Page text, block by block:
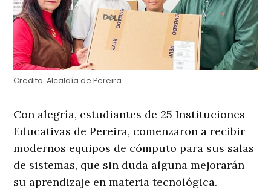
Credito: Alcaldía de Pereira
Con alegría, estudiantes de 25 Instituciones
Educativas de Pereira, comenzaron a recibir
modernos equipos de cómputo para sus salas
de sistemas, que sin duda alguna mejorarán
su aprendizaje en materia tecnológica.